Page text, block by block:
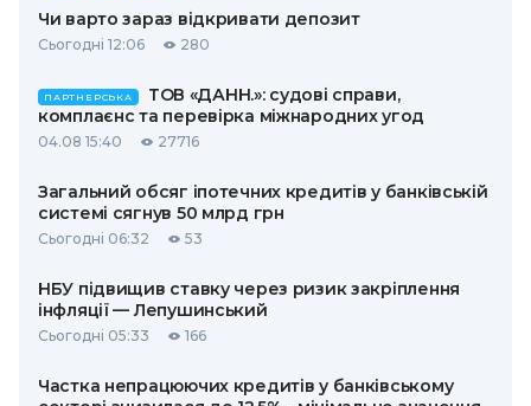
Чи варто зараз відкривати депозит
Сьогодні 12:06 280
ПАРТНЕРСЬКА
ТОВ «ДАНН.»: судові справи,
комплаєнс та перевірка міжнародних угод
04.08 15:40 27716
Загальний обсяг іпотечних кредитів у банківській
системі сягнув 50 млрд грн
Сьогодні 06:32 53
НБУ підвищив ставку через ризик закріплення
інфляції — Лепушинський
Сьогодні 05:33 166
Частка непрацюючих кредитів у банківському